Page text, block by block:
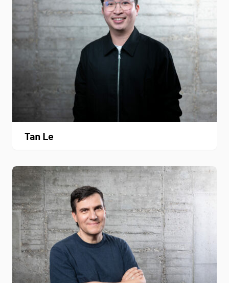
Tan Le